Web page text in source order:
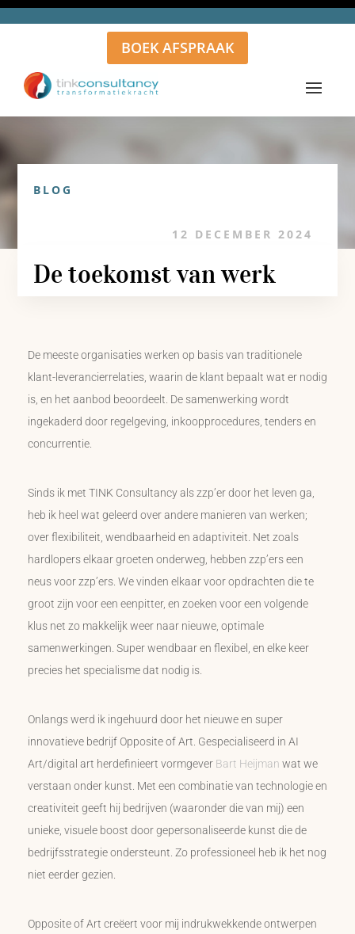
BOEK AFSPRAAK
BLOG
12 DECEMBER 2024
De toekomst van werk
De meeste organisaties werken op basis van traditionele
klant-leverancierrelaties, waarin de klant bepaalt wat er nodig
is, en het aanbod beoordeelt. De samenwerking wordt
ingekaderd door regelgeving, inkoopprocedures, tenders en
concurrentie.
Sinds ik met TINK Consultancy als zzp’er door het leven ga,
heb ik heel wat geleerd over andere manieren van werken;
over flexibiliteit, wendbaarheid en adaptiviteit. Net zoals
hardlopers elkaar groeten onderweg, hebben zzp’ers een
neus voor zzp’ers. We vinden elkaar voor opdrachten die te
groot zijn voor een eenpitter, en zoeken voor een volgende
klus net zo makkelijk weer naar nieuwe, optimale
samenwerkingen. Super wendbaar en flexibel, en elke keer
precies het specialisme dat nodig is.
Onlangs werd ik ingehuurd door het nieuwe en super
innovatieve bedrijf Opposite of Art. Gespecialiseerd in AI
Art/digital art herdefinieert vormgever Bart Heijman wat we
verstaan onder kunst. Met een combinatie van technologie en
creativiteit geeft hij bedrijven (waaronder die van mij) een
unieke, visuele boost door gepersonaliseerde kunst die de
bedrijfsstrategie ondersteunt. Zo professioneel heb ik het nog
niet eerder gezien.
Opposite of Art creëert voor mij indrukwekkende ontwerpen